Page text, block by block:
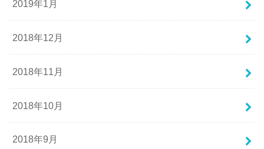
2019年1月
2018年12月
2018年11月
2018年10月
2018年9月